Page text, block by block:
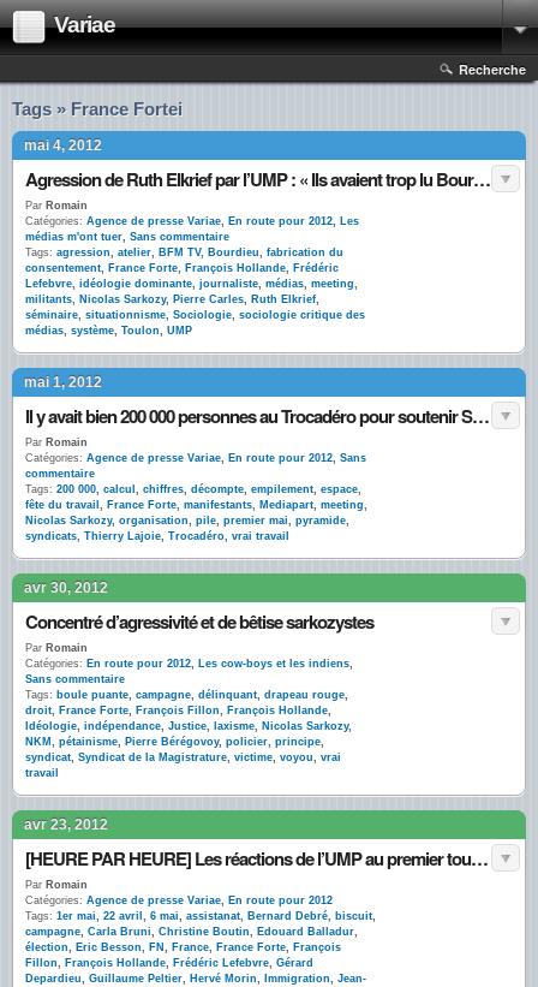
Variae
Recherche
Tags » France Fortei
mai 4, 2012
Agression de Ruth Elkrief par l’UMP : « Ils avaient trop lu Bourdieu »
Par Romain
Catégories: Agence de presse Variae, En route pour 2012, Les
médias m'ont tuer, Sans commentaire
Tags: agression, atelier, BFM TV, Bourdieu, fabrication du
consentement, France Forte, François Hollande, Frédéric
Lefebvre, idéologie dominante, journaliste, médias, meeting,
militants, Nicolas Sarkozy, Pierre Carles, Ruth Elkrief,
séminaire, situationnisme, Sociologie, sociologie critique des
médias, système, Toulon, UMP
mai 1, 2012
Il y avait bien 200 000 personnes au Trocadéro pour soutenir Sarkozy
Par Romain
Catégories: Agence de presse Variae, En route pour 2012, Sans
commentaire
Tags: 200 000, calcul , chiffres, décompte, empilement, espace,
fête du travail , France Forte, manifestants, Mediapart, meeting,
Nicolas Sarkozy, organisation, pile, premier mai, pyramide,
syndicats, Thierry Lajoie, Trocadéro, vrai travail
avr 30, 2012
Concentré d’agressivité et de bêtise sarkozystes
Par Romain
Catégories: En route pour 2012, Les cow-boys et les indiens,
Sans commentaire
Tags: boule puante, campagne, délinquant, drapeau rouge,
droit, France Forte, François Fillon, François Hollande,
Idéologie, indépendance, Justice, laxisme, Nicolas Sarkozy,
NKM , pétainisme, Pierre Bérégovoy, policier, principe,
syndicat, Syndicat de la Magistrature, victime, voyou, vrai
travail
avr 23, 2012
[HEURE PAR HEURE] Les réactions de l’UMP au premier tour sur Twitter
Par Romain
Catégories: Agence de presse Variae, En route pour 2012
Tags: 1er mai, 22 avril , 6 mai, assistanat, Bernard Debré, biscuit,
campagne, Carla Bruni, Christine Boutin, Edouard Balladur,
élection, Eric Besson, FN , France, France Forte, François
Fillon, François Hollande, Frédéric Lefebvre, Gérard
Depardieu, Guillaume Peltier, Hervé Morin, Immigration, Jean-